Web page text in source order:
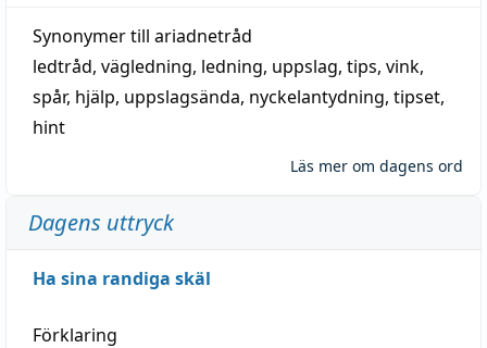
Synonymer till ariadnetråd
ledtråd, vägledning, ledning, uppslag, tips, vink,
spår, hjälp, uppslagsända, nyckelantydning, tipset,
hint
Läs mer om dagens ord
Dagens uttryck
Ha sina randiga skäl
Förklaring